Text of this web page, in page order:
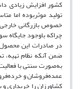
کشور افزایش زیادی
تولید موثربوده اما
خصوص بازرگانی
چراکه باوجود جایگاه
ضمن آنکه نظام
به‌صورت سنتی با
عمده‌فروشان و
کشاورزان را خریداری